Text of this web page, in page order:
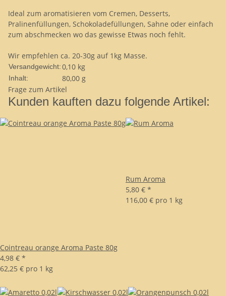
Ideal zum aromatisieren vom Cremen, Desserts,
Pralinenfüllungen, Schokoladefüllungen, Sahne oder einfach
zum abschmecken wo das gewisse Etwas noch fehlt.
Wir empfehlen ca. 20-30g auf 1kg Masse.
Versandgewicht:0,10 kg
Inhalt:
80,00 g
Frage zum Artikel
Kunden kauften dazu folgende Artikel:
Cointreau orange Aroma Paste 80g
4,98 € *
62,25 € pro 1 kg
Rum Aroma
5,80 € *
116,00 € pro 1 kg